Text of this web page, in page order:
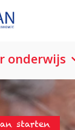
onderwijs
starten